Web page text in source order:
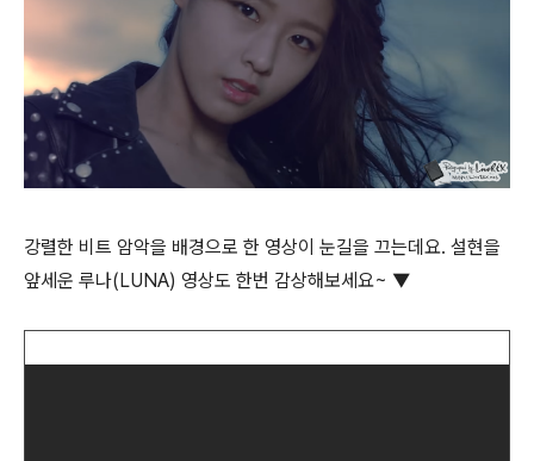
강렬한 비트 암악을 배경으로 한 영상이 눈길을 끄는데요. 설현을
앞세운 루나(LUNA) 영상도 한번 감상해보세요~ ▼